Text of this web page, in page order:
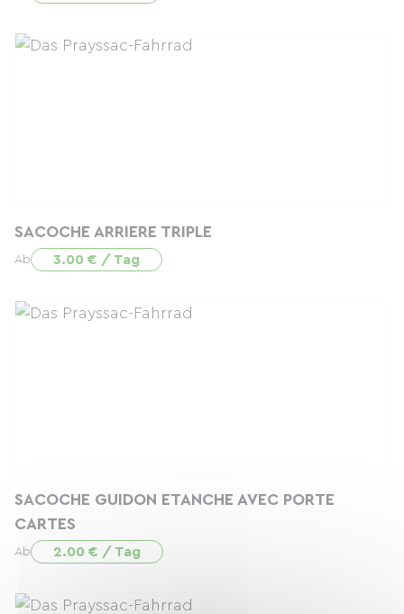
SACOCHE ARRIERE TRIPLE
Ab 3.00 € / Tag
SACOCHE GUIDON ETANCHE AVEC PORTE
CARTES
Ab 2.00 € / Tag